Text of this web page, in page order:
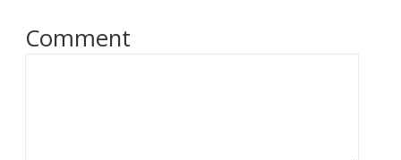
Comment